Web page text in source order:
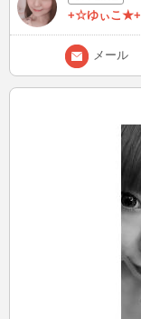
+☆ゆぃこ★+
メール